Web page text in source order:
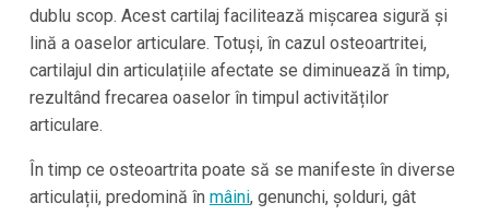
dublu scop. Acest cartilaj facilitează mișcarea sigură și
lină a oaselor articulare. Totuși, în cazul osteoartritei,
cartilajul din articulațiile afectate se diminuează în timp,
rezultând frecarea oaselor în timpul activităților
articulare.
În timp ce osteoartrita poate să se manifeste în diverse
articulații, predomină în mâini, genunchi, șolduri, gât